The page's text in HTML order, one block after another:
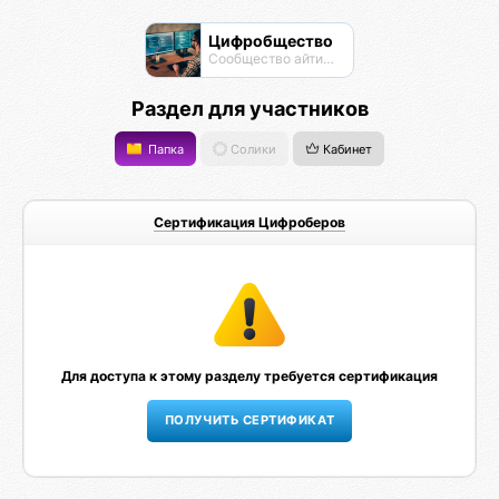
Цифробщество
Сообщество айтишников
Раздел для участников
Папка Солики Кабинет
Сертификация Цифроберов
Для доступа к этому разделу требуется сертификация
ПОЛУЧИТЬ СЕРТИФИКАТ